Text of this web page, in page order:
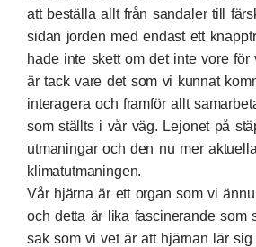
att beställa allt från sandaler till
sidan jorden med endast ett
hade inte skett om det inte vore för
är tack vare det som vi kunnat
interagera och framför allt
som ställts i vår väg. Lejonet på
utmaningar och den nu mer aktuella
klimatutmaningen.
Vår hjärna är ett organ som vi
och detta är lika fascinerande som
sak som vi vet är att hjärnan lär sig